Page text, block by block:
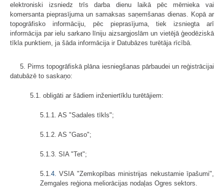
elektroniski izsniedz trīs darba dienu laikā pēc mērnieka vai
komersanta pieprasījuma un samaksas saņemšanas dienas. Kopā ar
topogrāfisko informāciju, pēc pieprasījuma, tiek izsniegta arī
informācija par ielu sarkano līniju aizsargjoslām un vietējā ģeodēziskā
tīkla punktiem, ja šāda informācija ir Datubāzes turētāja rīcībā.
5. Pirms topogrāfiskā plāna iesniegšanas pārbaudei un reģistrācijai
datubāzē to saskaņo:
5.1. obligāti ar šādiem inženiertīklu turētājiem:
5.1.1. AS "Sadales tīkls";
5.1.2. AS "Gaso";
5.1.3. SIA "Tet";
5.1. 4.VSIA "Zemkopības ministrijas nekustamie īpašumi",
Zemgales reģiona meliorācijas nodaļas Ogres sektors.